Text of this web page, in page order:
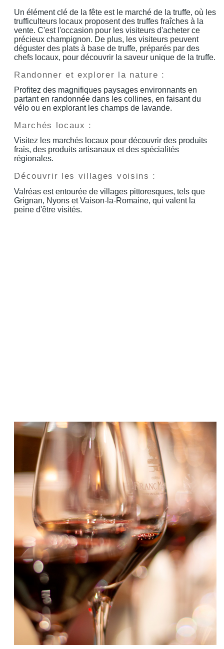
Un élément clé de la fête est le marché de la truffe, où les
trufficulteurs locaux proposent des truffes fraîches à la
vente. C'est l'occasion pour les visiteurs d'acheter ce
précieux champignon. De plus, les visiteurs peuvent
déguster des plats à base de truffe, préparés par des
chefs locaux, pour découvrir la saveur unique de la truffe.
Randonner et explorer la nature :
Profitez des magnifiques paysages environnants en
partant en randonnée dans les collines, en faisant du
vélo ou en explorant les champs de lavande.
Marchés locaux :
Visitez les marchés locaux pour découvrir des produits
frais, des produits artisanaux et des spécialités
régionales.
Découvrir les villages voisins :
Valréas est entourée de villages pittoresques, tels que
Grignan, Nyons et Vaison-la-Romaine, qui valent la
peine d'être visités.